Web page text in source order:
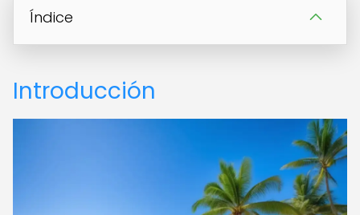
Índice
Introducción